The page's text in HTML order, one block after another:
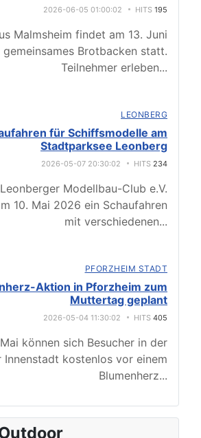
2026-06-05 01:00:02 HITS 195
Malmsheim findet am 13. Juni
Brotbacken statt.
Teilnehmer erleben...
LEONBERG
für Schiffsmodelle am
Stadtparksee Leonberg
2026-05-07 20:30:02 HITS 234
Modellbau-Club e.V.
10. Mai 2026 ein Schaufahren
mit verschiedenen...
PFORZHEIM STADT
Aktion in Pforzheim zum
Muttertag geplant
2026-05-04 11:30:02 HITS 405
können sich Besucher in der
Innenstadt kostenlos vor einem
Blumenherz...